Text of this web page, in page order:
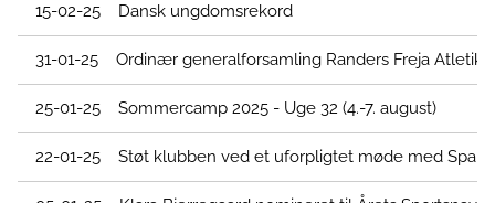
15-02-25 Dansk ungdomsrekord
31-01-25 Ordinær generalforsamling Randers Freja Atletik
25-01-25 Sommercamp 2025 - Uge 32 (4.-7. august)
22-01-25 Støt klubben ved et uforpligtet møde med